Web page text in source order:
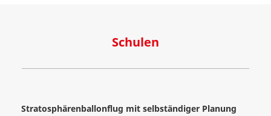
Schulen
Stratosphärenballonflug mit selbständiger Planung